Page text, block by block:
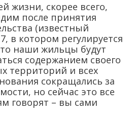
жизни, скорее всего,
после принятия
(известный
в котором регулируется
наши жильцы будут
содержанием своего
территорий и всех
сокращались за
но сейчас это все
говорят – вы сами